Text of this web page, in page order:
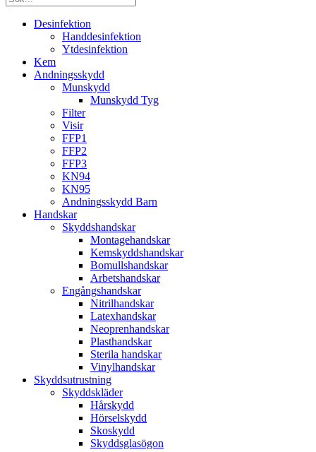
Desinfektion
Handdesinfektion
Ytdesinfektion
Kem
Andningsskydd
Munskydd
Munskydd Tyg
Filter
Visir
FFP1
FFP2
FFP3
KN94
KN95
Andningsskydd Barn
Handskar
Skyddshandskar
Montagehandskar
Kemskyddshandskar
Bomullshandskar
Arbetshandskar
Engångshandskar
Nitrilhandskar
Latexhandskar
Neoprenhandskar
Plasthandskar
Sterila handskar
Vinylhandskar
Skyddsutrustning
Skyddskläder
Hårskydd
Hörselskydd
Skoskydd
Skyddsglasögon